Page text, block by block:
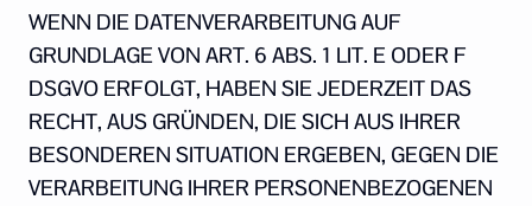
WENN DIE DATENVERARBEITUNG AUF
GRUNDLAGE VON ART. 6 ABS. 1 LIT. E ODER F
DSGVO ERFOLGT, HABEN SIE JEDERZEIT DAS
RECHT, AUS GRÜNDEN, DIE SICH AUS IHRER
BESONDEREN SITUATION ERGEBEN, GEGEN DIE
VERARBEITUNG IHRER PERSONENBEZOGENEN